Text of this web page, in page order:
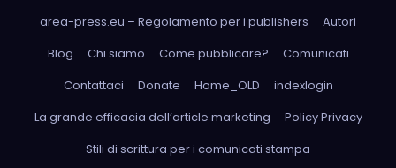
area-press.eu – Regolamento per i publishers
Autori
Blog
Chi siamo Come pubblicare?
Comunicati
Contattaci
Donate Home_OLD
indexlogin
La grande efficacia dell’article marketing
Policy Privacy
Stili di scrittura per i comunicati stampa